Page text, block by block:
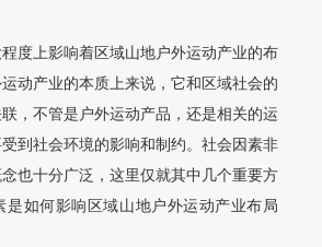
度上影响着区域山地户外运动产业的布
动产业的本质上来说，它和区域社会的
，不管是户外运动产品，还是相关的运
到社会环境的影响和制约。社会因素非
也十分广泛，这里仅就其中几个重要方
是如何影响区域山地户外运动产业布局